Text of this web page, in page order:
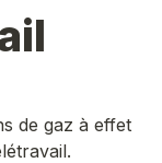
de gaz à effet